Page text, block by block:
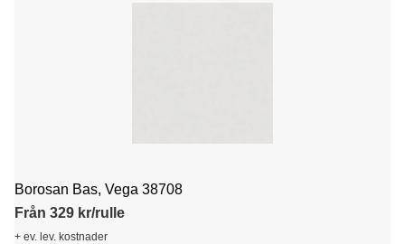
Borosan Bas, Vega 38708
Från 329 kr/rulle
+ ev. lev. kostnader